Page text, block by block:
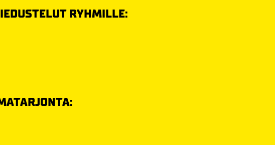
RYHMILLE: